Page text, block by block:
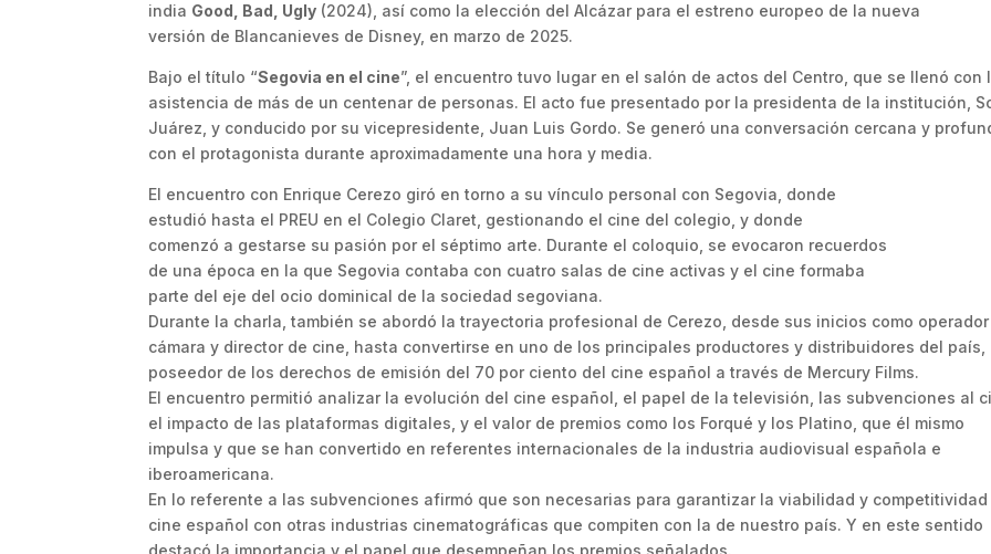
india Good, Bad, Ugly (2024), así como la elección del Alcázar para el estreno europeo de la nueva
versión de Blancanieves de Disney, en marzo de 2025.
Bajo el título “Segovia en el cine”, el encuentro tuvo lugar en el salón de actos del Centro, que se llenó con
asistencia de más de un centenar de personas. El acto fue presentado por la presidenta de la institución,
Juárez, y conducido por su vicepresidente, Juan Luis Gordo. Se generó una conversación cercana y
con el protagonista durante aproximadamente una hora y media.
El encuentro con Enrique Cerezo giró en torno a su vínculo personal con Segovia, donde
estudió hasta el PREU en el Colegio Claret, gestionando el cine del colegio, y donde
comenzó a gestarse su pasión por el séptimo arte. Durante el coloquio, se evocaron recuerdos
de una época en la que Segovia contaba con cuatro salas de cine activas y el cine formaba
parte del eje del ocio dominical de la sociedad segoviana.
Durante la charla, también se abordó la trayectoria profesional de Cerezo, desde sus inicios como operador
cámara y director de cine, hasta convertirse en uno de los principales productores y distribuidores del país,
poseedor de los derechos de emisión del 70 por ciento del cine español a través de Mercury Films.
El encuentro permitió analizar la evolución del cine español, el papel de la televisión, las subvenciones al
el impacto de las plataformas digitales, y el valor de premios como los Forqué y los Platino, que él mismo
impulsa y que se han convertido en referentes internacionales de la industria audiovisual española e
iberoamericana.
En lo referente a las subvenciones afirmó que son necesarias para garantizar la viabilidad y competitividad
cine español con otras industrias cinematográficas que compiten con la de nuestro país. Y en este sentido